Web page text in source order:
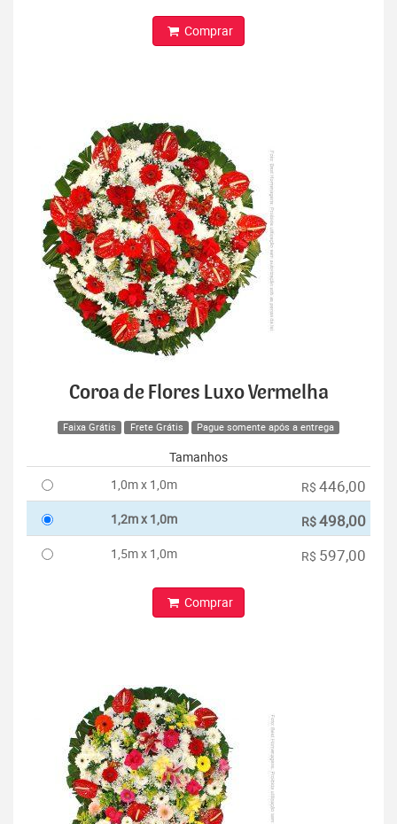
Comprar
Coroa de Flores Luxo Vermelha
Faixa Grátis Frete Grátis Pague somente após a entrega
Tamanhos
1,0m x 1,0m
R$ 446,00
1,2m x 1,0m R$498,00
1,5m x 1,0m R$ 597,00
Comprar